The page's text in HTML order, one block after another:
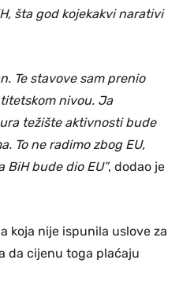
šta god kojekakvi narativi
Te stavove sam prenio
nivou. Ja
težište aktivnosti bude
To ne radimo zbog EU,
BiH bude dio EU”, dodao je
koja nije ispunila uslove za
da cijenu toga plaćaju